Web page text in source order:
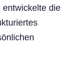
entwickelte die